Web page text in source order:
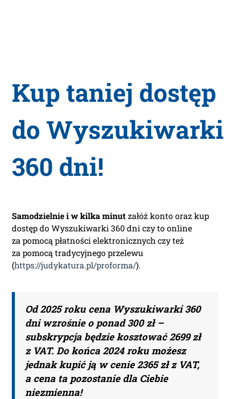
Kup taniej dostęp
do Wyszukiwarki
360 dni!
Samodzielnie i w kilka minutzałóż konto oraz kup
dostęp do Wyszukiwarki 360 dni czy to online
za pomocą płatności elektronicznych czy też
za pomocą tradycyjnego przelewu
(https://judykatura.pl/proforma/).
Od 2025 roku cena Wyszukiwarki 360
dni wzrośnie o ponad 300 zł –
subskrypcja będzie kosztować 2699 zł
z VAT. Do końca 2024 roku możesz
jednak kupić ją w cenie 2365 zł z VAT,
a cena ta pozostanie dla Ciebie
niezmienna!